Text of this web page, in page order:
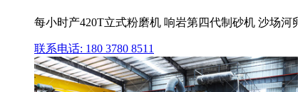
每小时产420T立式粉磨机 响岩第四代制砂机 沙场
联系电话: 180 3780 8511